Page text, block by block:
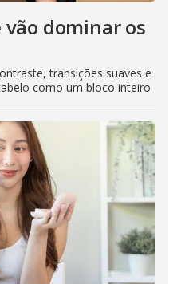
vão dominar os
transições suaves e
como um bloco inteiro